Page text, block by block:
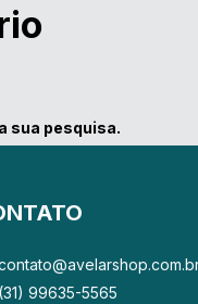
sua pesquisa.
(31) 99635-5565